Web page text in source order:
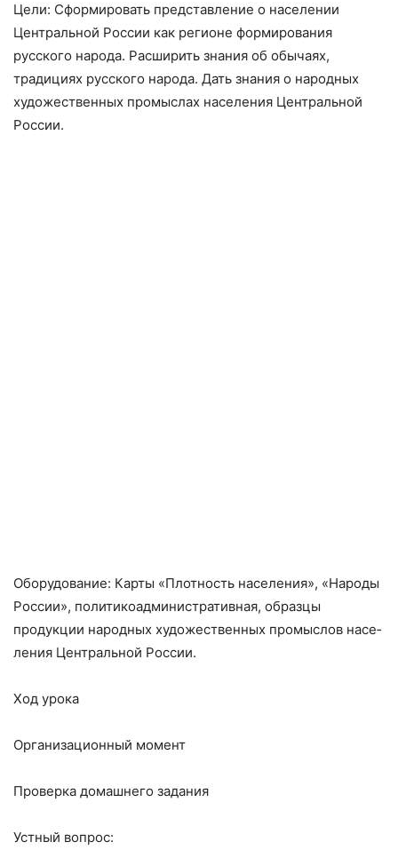
Цели: Сформировать представление о населении
Центральной России как регионе формирования
русского народа. Расширить знания об обычаях,
традициях русского народа. Дать знания о народных
художественных промыслах населения Центральной
России.
Оборудование: Карты «Плотность населения», «Народы
России», политико­административная, образцы
продукции народных художественных промыслов насе­
ления Центральной России.
Ход урока
Организационный момент
Проверка домашнего задания
Устный вопрос: